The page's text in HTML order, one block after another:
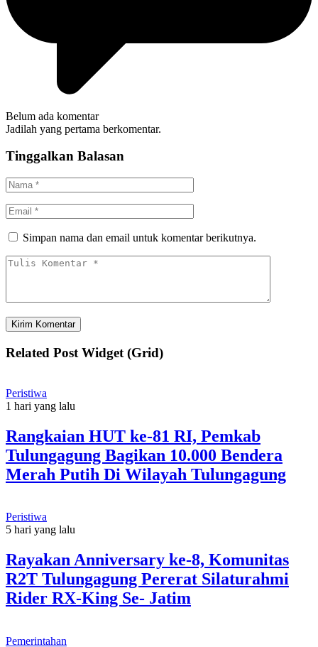
Belum ada komentar
Jadilah yang pertama berkomentar.
Tinggalkan Balasan
Simpan nama dan email untuk komentar berikutnya.
Related Post Widget (Grid)
Peristiwa
1 hari yang lalu
Rangkaian HUT ke-81 RI, Pemkab
Tulungagung Bagikan 10.000 Bendera
Merah Putih Di Wilayah Tulungagung
Peristiwa
5 hari yang lalu
Rayakan Anniversary ke-8, Komunitas
R2T Tulungagung Pererat Silaturahmi
Rider RX-King Se- Jatim
Pemerintahan